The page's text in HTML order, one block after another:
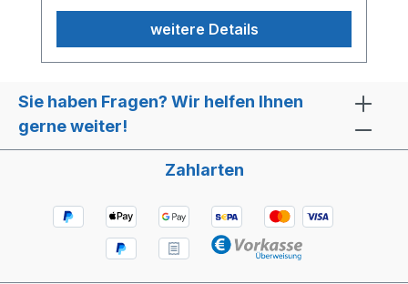
weitere Details
Sie haben Fragen? Wir helfen Ihnen
gerne weiter!
Zahlarten